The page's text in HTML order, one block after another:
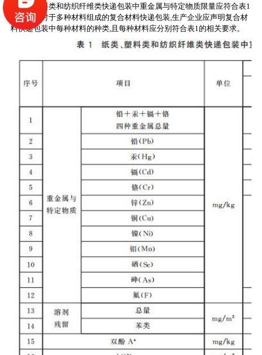
纸类、塑料类和纺织纤维类快递包装中重金属与特定物质限量应符合表1
的要求。对于多种材料组成的复合材料快递包装,生产企业应声明复合材
料快递包装中每种材料的种类,且每种材料应分别符合表1的相关要求。